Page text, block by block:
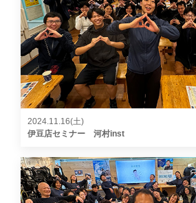
2024.11.16(土)
伊豆店セミナー 河村inst